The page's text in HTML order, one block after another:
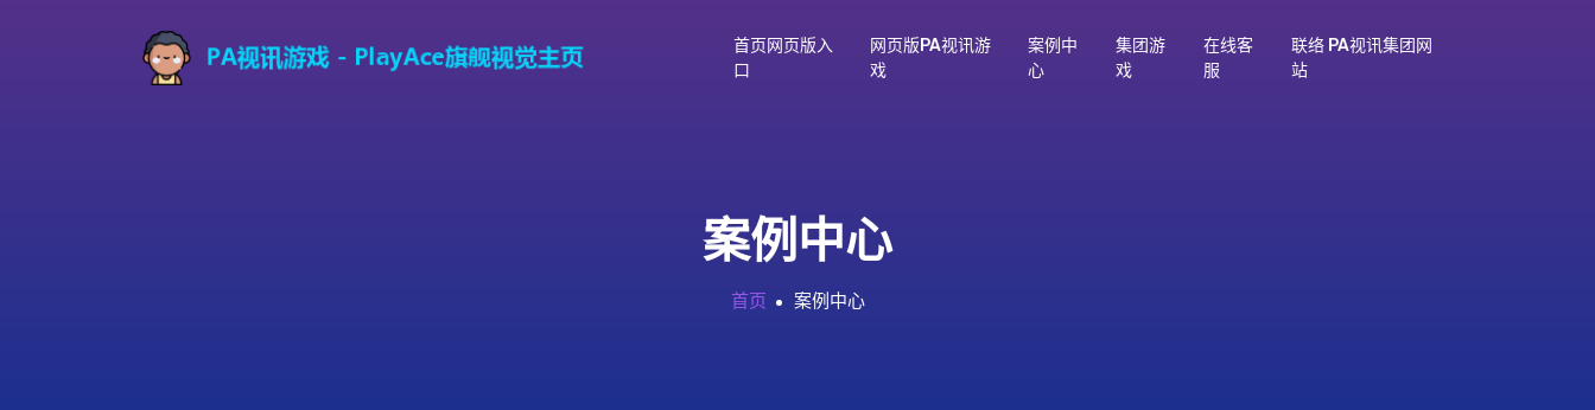
首页网页版入
口
网页版PA视讯游
戏
案例中
心
集团游
戏
在线客
服
联络 PA视讯集团网
站
案例中心
首页 案例中心